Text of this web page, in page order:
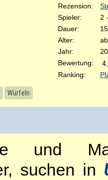
Rezension:
Spieler:
2
Dauer:
Alter:
Jahr:
Bewertung:
Ranking:
Würfeln
und
suchen in